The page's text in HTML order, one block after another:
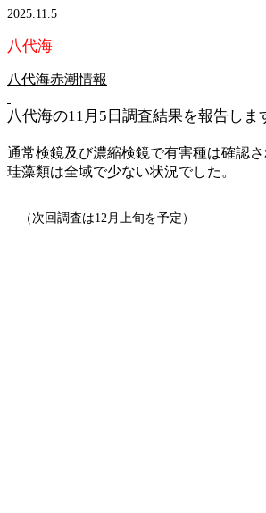
2025.11.5
八代海
八代海赤潮情報
八代海の11月5日調査結果を報告しま
通常検鏡及び濃縮検鏡で有害種は確認さ
珪藻類は全域で少ない状況でした。
（次回調査は12月上旬を予定）